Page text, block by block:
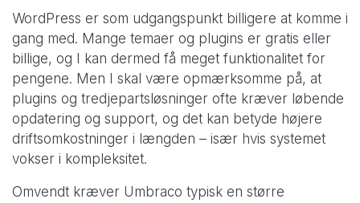
WordPress er som udgangspunkt billigere at komme i
gang med. Mange temaer og plugins er gratis eller
billige, og I kan dermed få meget funktionalitet for
pengene. Men I skal være opmærksomme på, at
plugins og tredjepartsløsninger ofte kræver løbende
opdatering og support, og det kan betyde højere
driftsomkostninger i længden – især hvis systemet
vokser i kompleksitet.
Omvendt kræver Umbraco typisk en større